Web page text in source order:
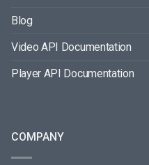
Blog
Video API Documentation
Player API Documentation
COMPANY